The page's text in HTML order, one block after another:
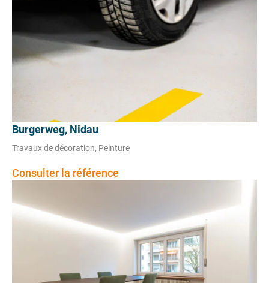
Burgerweg, Nidau
Travaux de décoration, Peinture
Consulter la référence